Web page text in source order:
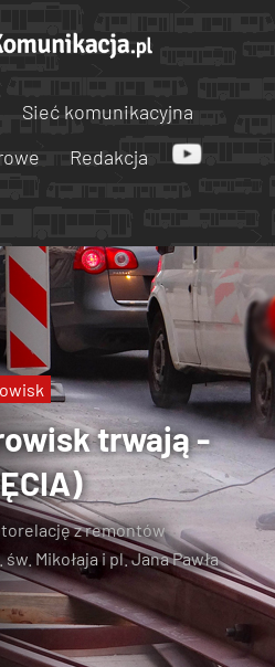
Sieć komunikacyjna
Redakcja
trwają -
z remontów
Mikołaja i pl. Jana Pawła